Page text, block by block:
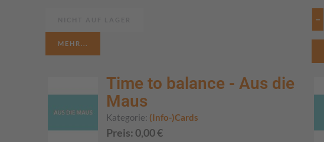
MEHR...
−
Time to balance - Aus die
Maus
Kategorie: (Info-)Cards
Preis: 0,00€